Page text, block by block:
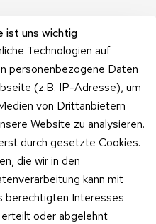
ist uns wichtig
Technologien auf
personenbezogene Daten
(z.B. IP-Adresse), um
von Drittanbietern
Website zu analysieren.
durch gesetzte Cookies.
die wir in den
kann mit
berechtigten Interesses
oder abgelehnt